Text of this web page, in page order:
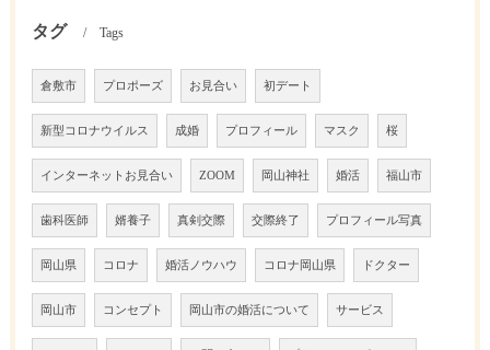
タグ Tags
倉敷市 プロポーズ お見合い 初デート
新型コロナウイルス 成婚 プロフィール マスク 桜
インターネットお見合い ZOOM 岡山神社 婚活 福山市
歯科医師 婿養子 真剣交際 交際終了 プロフィール写真
岡山県 コロナ 婚活ノウハウ コロナ岡山県 ドクター
岡山市 コンセプト 岡山市の婚活について サービス